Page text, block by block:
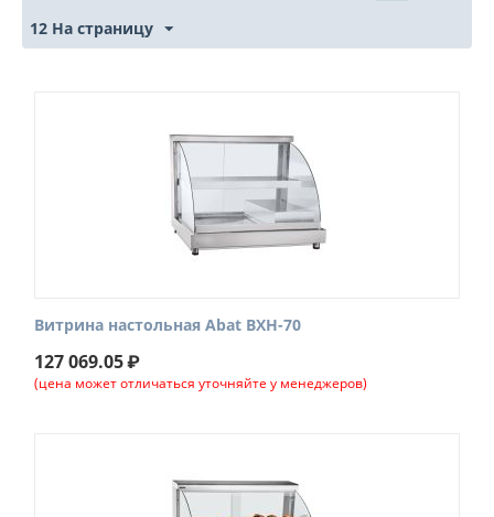
12 На страницу
Витрина настольная Abat ВХН-70
127 069.05₽
(цена может отличаться уточняйте у менеджеров)